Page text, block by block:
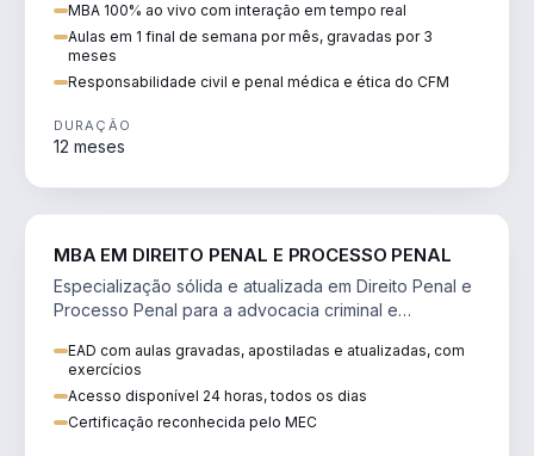
MBA 100% ao vivo com interação em tempo real
Aulas em 1 final de semana por mês, gravadas por 3
meses
Responsabilidade civil e penal médica e ética do CFM
DURAÇÃO
12 meses
MBA EM DIREITO PENAL E PROCESSO PENAL
Especialização sólida e atualizada em Direito Penal e
Processo Penal para a advocacia criminal e
EAD com aulas gravadas, apostiladas e atualizadas, com
exercícios
Acesso disponível 24 horas, todos os dias
Certificação reconhecida pelo MEC